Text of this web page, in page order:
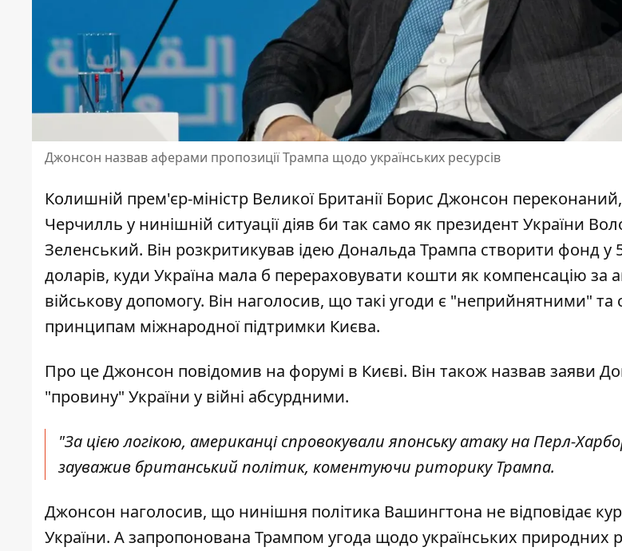
Джонсон назвав аферами пропозиції Трампа щодо українських ресурсів
Колишній прем'єр-міністр Великої Британії Борис Джонсон
Черчилль у нинішній ситуації діяв би так само як президент України
Зеленський. Він розкритикував ідею Дональда Трампа створити фонд у
доларів, куди Україна мала б перераховувати кошти як компенсацію за
військову допомогу. Він наголосив, що такі угоди є "неприйнятними" та
принципам міжнародної підтримки Києва.
Про це Джонсон повідомив на форумі в Києві. Він також назвав заяви
"провину" України у війні абсурдними.
"За цією логікою, американці спровокували японську атаку на Перл-
зауважив британський політик, коментуючи риторику Трампа.
Джонсон наголосив, що нинішня політика Вашингтона не відповідає
України. А запропонована Трампом угода щодо українських природних